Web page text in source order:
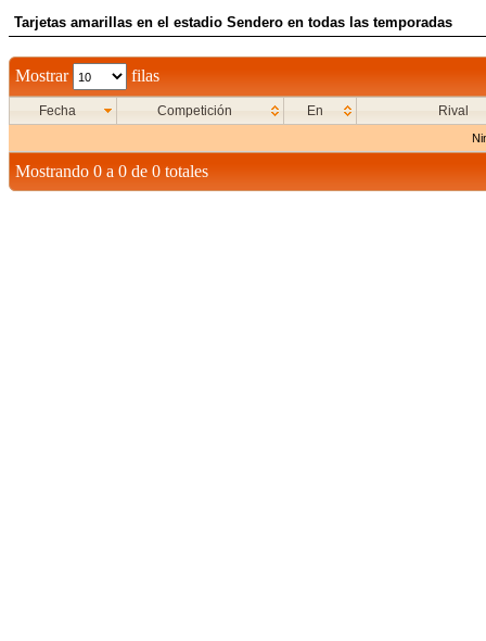
Tarjetas amarillas en el estadio Sendero en todas las temporadas
Mostrar filas
Fecha Competición En Rival
Mostrando 0 a 0 de 0 totales